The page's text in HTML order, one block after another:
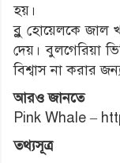
হয়।
ব্লু হোয়েলকে জাল
দেয়। বুলগেরিয়া
বিশ্বাস না করার
আরও জানতে
Pink Whale –
তথ্যসূত্র